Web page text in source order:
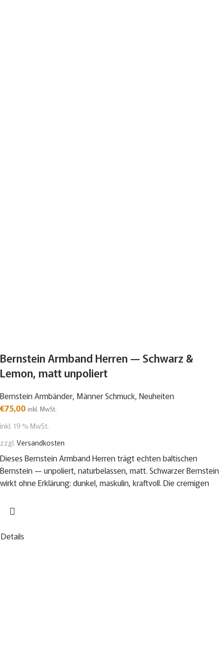
Bernstein Armband Herren — Schwarz &
Lemon, matt unpoliert
Bernstein Armbänder, Männer Schmuck, Neuheiten
€75,00 inkl. MwSt.
inkl. 19 % MwSt.
zzgl.Versandkosten
Dieses Bernstein Armband Herren trägt echten baltischen
Bernstein — unpoliert, naturbelassen, matt. Schwarzer Bernstein
wirkt ohne Erklärung: dunkel, maskulin, kraftvoll. Die cremigen
Details